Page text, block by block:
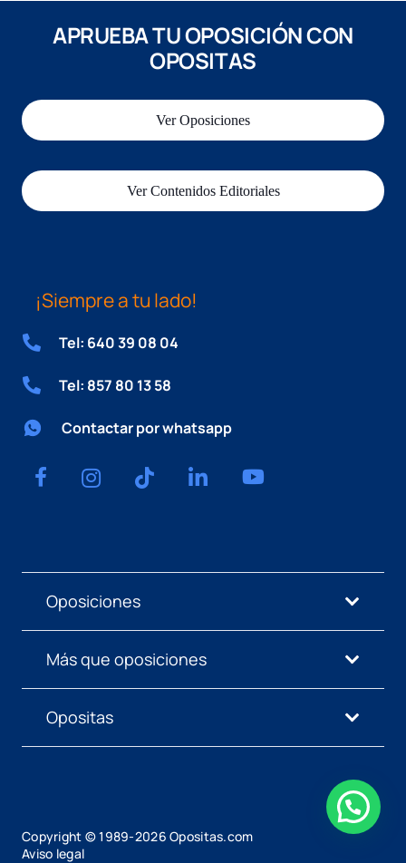
APRUEBA TU OPOSICIÓN CON
OPOSITAS
Ver Oposiciones
Ver Contenidos Editoriales
¡Siempre a tu lado!
Tel: 640 39 08 04
Tel: 857 80 13 58
Contactar por whatsapp
Oposiciones
Más que oposiciones
Opositas
Copyright © 1989-2026 Opositas.com
Aviso legal